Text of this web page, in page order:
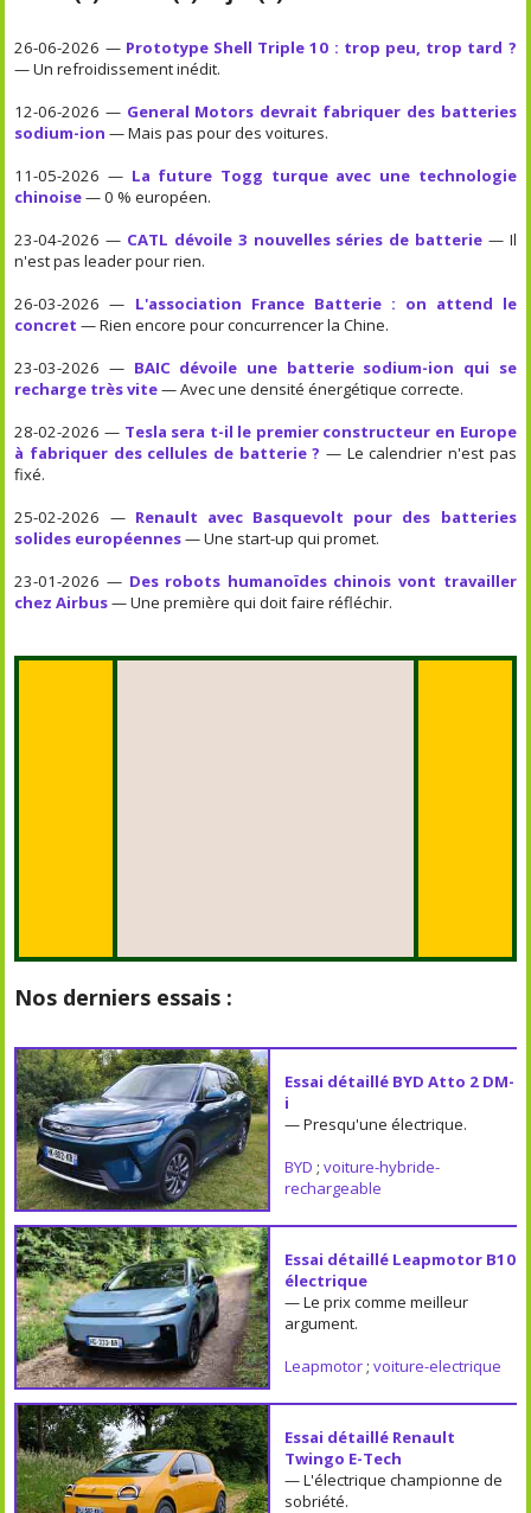
26-06-2026 — Prototype Shell Triple 10 : trop peu, trop tard ?
— Un refroidissement inédit.
12-06-2026 — General Motors devrait fabriquer des batteries
sodium-ion — Mais pas pour des voitures.
11-05-2026 — La future Togg turque avec une technologie
chinoise— 0 % européen.
23-04-2026 — CATL dévoile 3 nouvelles séries de batterie— Il
n'est pas leader pour rien.
26-03-2026 — L'association France Batterie : on attend le
concret — Rien encore pour concurrencer la Chine.
23-03-2026 — BAIC dévoile une batterie sodium-ion qui se
recharge très vite— Avec une densité énergétique correcte.
28-02-2026 — Tesla sera t-il le premier constructeur en Europe
à fabriquer des cellules de batterie ? — Le calendrier n'est pas
fixé.
25-02-2026 — Renault avec Basquevolt pour des batteries
solides européennes— Une start-up qui promet.
23-01-2026 — Des robots humanoïdes chinois vont travailler
chez Airbus— Une première qui doit faire réfléchir.
Nos derniers essais :
Essai détaillé BYD Atto 2 DM-
i
— Presqu'une électrique.
BYD ; voiture-hybride-
rechargeable
Essai détaillé Leapmotor B10
électrique
— Le prix comme meilleur
argument.
Leapmotor; voiture-electrique
Essai détaillé Renault
Twingo E-Tech
— L'électrique championne de
sobriété.